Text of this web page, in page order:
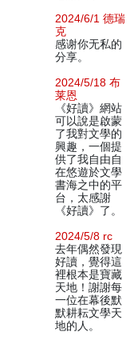
2024/6/1 德瑞
克
感谢你无私的
分享。
2024/5/18 布
莱恩
《好讀》網站
可以說是啟蒙
了我對文學的
興趣，一個提
供了我自由自
在悠遊於文學
書海之中的平
台，太感謝
《好讀》了。
2024/5/8 rc
去年偶然發現
好讀，覺得這
裡根本是寶藏
天地！謝謝每
一位在幕後默
默耕耘文學天
地的人。